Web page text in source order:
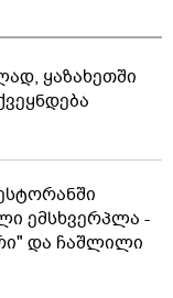
ყაზახეთში
ემსხვერპლა -
და ჩაშლილი